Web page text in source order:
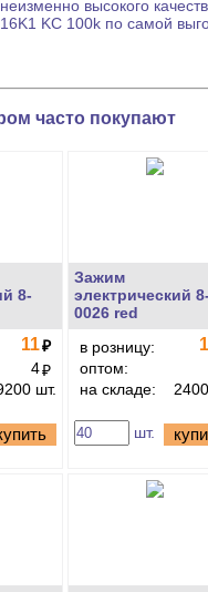
неизменно высокого
16K1 KC 100k по самой
часто покупают
8-
11₽
4₽
шт.
Зажим
электрический 8-
0026 red
в розницу:
оптом:
на складе:
шт.